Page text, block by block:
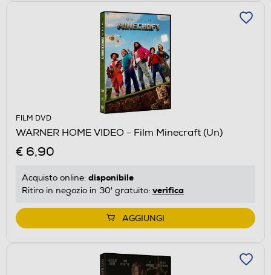
FILM DVD
WARNER HOME VIDEO - Film Minecraft (Un)
€ 6,90
Acquisto online: disponibile
Ritiro in negozio in 30' gratuito: verifica
AGGIUNGI